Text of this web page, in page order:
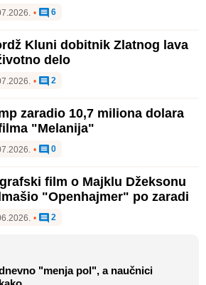
• 6
Kluni dobitnik Zlatnog lava
delo
• 2
zaradio 10,7 miliona dolara
"Melanija"
• 0
film o Majklu Džeksonu
"Openhajmer" po zaradi
• 2
"menja pol", a naučnici